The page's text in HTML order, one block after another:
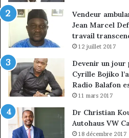
Vendeur
Jean Marcel
travail
12 juillet 2017
Devenir un jour
Cyrille Bojiko
Radio Balafon
11 mars 2017
Dr Christian
Autohaus VW
18 décembre 2017